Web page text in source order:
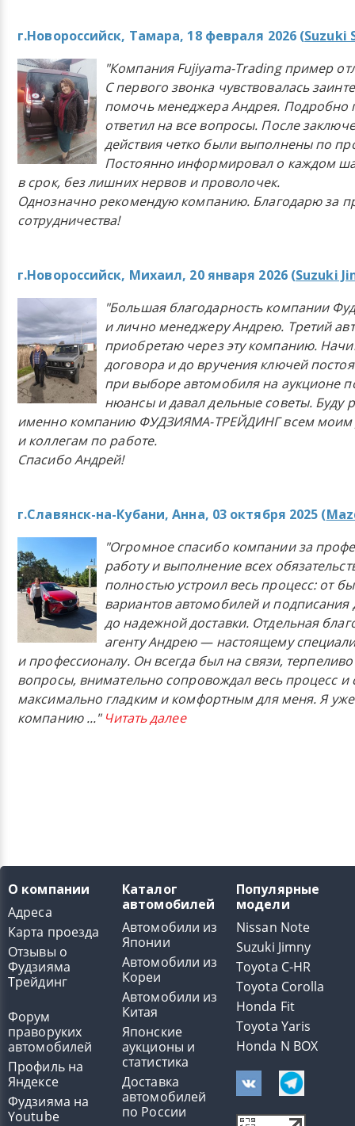
г.Новороссийск, Тамара, 18 февраля 2026 (Suzuki
"Компания Fujiyama-Trading пример
С первого звонка чувствовалась
помочь менеджера Андрея. Подробно
ответил на все вопросы. После
действия четко были выполнены по
Постоянно информировал о каждом
в срок, без лишних нервов и проволочек.
Однозначно рекомендую компанию. Благодарю за
сотрудничества!
г.Новороссийск, Михаил, 20 января 2026 (Suzuki
"Большая благодарность компании
и лично менеджеру Андрею. Третий
приобретаю через эту компанию.
договора и до вручения ключей
при выборе автомобиля на аукционе
нюансы и давал дельные советы. Буду
именно компанию ФУДЗИЯМА-ТРЕЙДИНГ всем моим
и коллегам по работе.
Спасибо Андрей!
г.Славянск-на-Кубани, Анна, 03 октября 2025 (
"Огромное спасибо компании за
работу и выполнение всех
полностью устроил весь процесс: от
вариантов автомобилей и подписания
до надежной доставки. Отдельная
агенту Андрею — настоящему
и профессионалу. Он всегда был на связи,
вопросы, внимательно сопровождал весь процесс и
максимально гладким и комфортным для меня. Я
компанию..." Читать далее
О компании
Адреса
Карта проезда
Отзывы о
Фудзияма
Трейдинг
Форум
праворуких
автомобилей
Профиль на
Яндексе
Фудзияма на
Youtube
Каталог
автомобилей
Автомобили из
Японии
Автомобили из
Кореи
Автомобили из
Китая
Японские
аукционы и
статистика
Доставка
автомобилей
по России
Популярные
модели
Nissan Note
Suzuki Jimny
Toyota C-HR
Toyota Corolla
Honda Fit
Toyota Yaris
Honda N BOX